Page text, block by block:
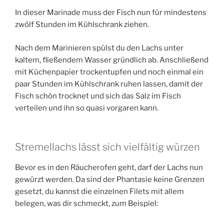
In dieser Marinade muss der Fisch nun für mindestens
zwölf Stunden im Kühlschrank ziehen.
Nach dem Marinieren spülst du den Lachs unter
kaltem, fließendem Wasser gründlich ab. Anschließend
mit Küchenpapier trockentupfen und noch einmal ein
paar Stunden im Kühlschrank ruhen lassen, damit der
Fisch schön trocknet und sich das Salz im Fisch
verteilen und ihn so quasi vorgaren kann.
Stremellachs lässt sich vielfältig würzen
Bevor es in den Räucherofen geht, darf der Lachs nun
gewürzt werden. Da sind der Phantasie keine Grenzen
gesetzt, du kannst die einzelnen Filets mit allem
belegen, was dir schmeckt, zum Beispiel: